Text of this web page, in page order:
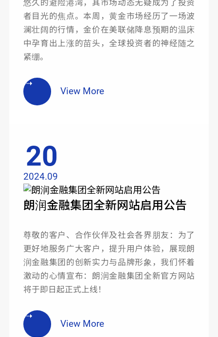
悠久的避险港湾，其市场动态无疑成为了投资
者目光的焦点。本周，黄金市场经历了一场波
澜壮阔的行情，金价在美联储降息预期的温床
中孕育出上涨的苗头，全球投资者的神经随之
紧绷。
View More
朗润金融集团全新网站启用公告
尊敬的客户、合作伙伴及社会各界朋友：为了
更好地服务广大客户，提升用户体验，展现朗
润金融集团的创新实力与品牌形象，我们怀着
激动的心情宣布：朗润金融集团全新官方网站
将于即日起正式上线！
View More
20
2024.09